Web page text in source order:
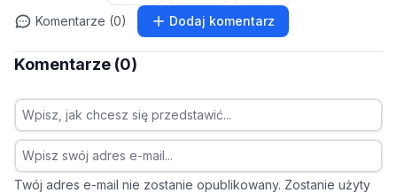
Komentarze (0) Dodaj komentarz
Komentarze (0)
Twój adres e-mail nie zostanie opublikowany. Zostanie użyty